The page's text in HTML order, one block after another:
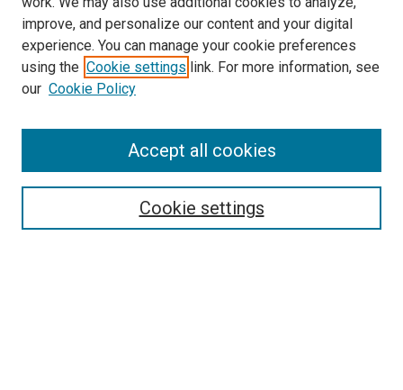
improve, and personalize our content and your digital
experience. You can manage your cookie preferences
using the Cookie settings link. For more information, see
our Cookie Policy
Cookie settings
Accept all cookies